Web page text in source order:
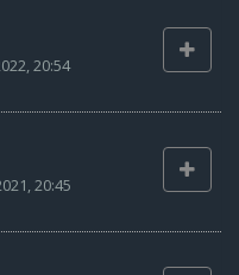
20:54
20:45